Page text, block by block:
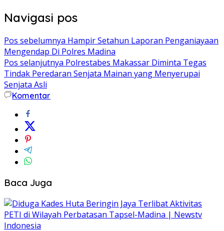
Navigasi pos
Pos sebelumnya Hampir Setahun Laporan Penganiayaan
Mengendap Di Polres Madina
Pos selanjutnya Polrestabes Makassar Diminta Tegas
Tindak Peredaran Senjata Mainan yang Menyerupai
Senjata Asli
Komentar
Baca Juga